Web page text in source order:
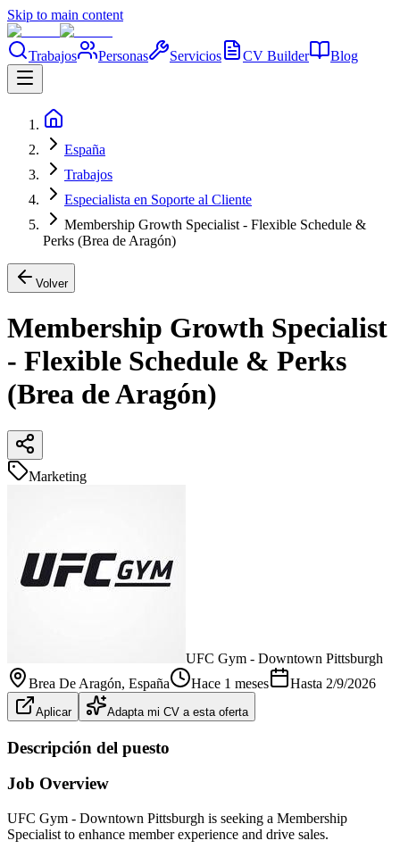
Skip to main content
Trabajos Personas Servicios CV Builder Blog
España
Trabajos
Especialista en Soporte al Cliente
Membership Growth Specialist - Flexible Schedule &
Perks (Brea de Aragón)
Volver
Membership Growth Specialist
- Flexible Schedule & Perks
(Brea de Aragón)
Marketing
UFC Gym - Downtown Pittsburgh
Brea De Aragón, España Hace 1 meses Hasta 2/9/2026
Aplicar Adapta mi CV a esta oferta
Descripción del puesto
Job Overview
UFC Gym - Downtown Pittsburgh is seeking a Membership
Specialist to enhance member experience and drive sales.